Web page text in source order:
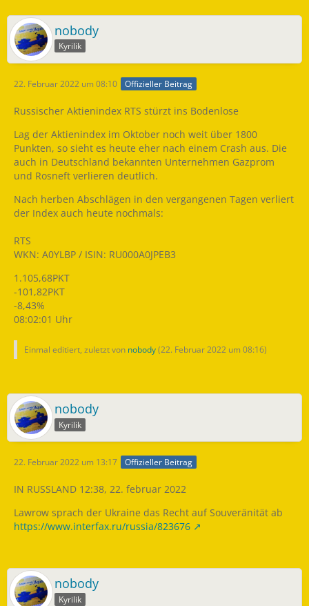
nobody
Kyrilik
22. Februar 2022 um 08:10 Offizieller Beitrag
Russischer Aktienindex RTS stürzt ins Bodenlose
Lag der Aktienindex im Oktober noch weit über 1800
Punkten, so sieht es heute eher nach einem Crash aus. Die
auch in Deutschland bekannten Unternehmen Gazprom
und Rosneft verlieren deutlich.
Nach herben Abschlägen in den vergangenen Tagen verliert
der Index auch heute nochmals:
RTS
WKN: A0YLBP / ISIN: RU000A0JPEB3
1.105,68PKT
-101,82PKT
-8,43%
08:02:01 Uhr
Einmal editiert, zuletzt von nobody(22. Februar 2022 um 08:16)
nobody
Kyrilik
22. Februar 2022 um 13:17 Offizieller Beitrag
IN RUSSLAND 12:38, 22. februar 2022
Lawrow sprach der Ukraine das Recht auf Souveränität ab
https://www.interfax.ru/russia/823676
nobody
Kyrilik